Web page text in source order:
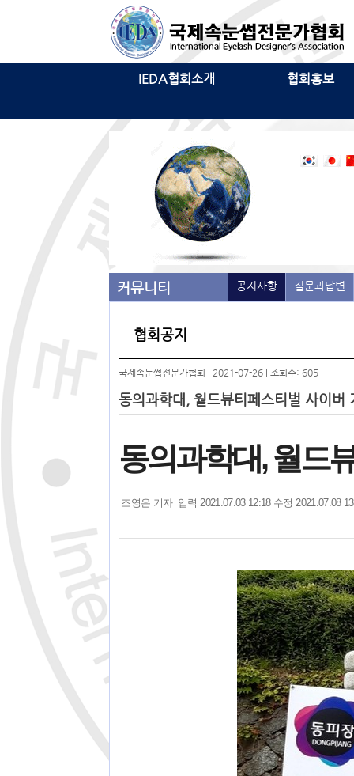
IEDA협회소개 협회홍보
커뮤니티 공지사항 질문과답변
협회공지
국제속눈썹전문가협회 | 2021-07-26 | 조회수: 605
동의과학대, 월드뷰티페스티벌 사이버
동의과학대, 월드
기
조영은 기자 입력 2021.07.03 12:18수정 2021.07.08